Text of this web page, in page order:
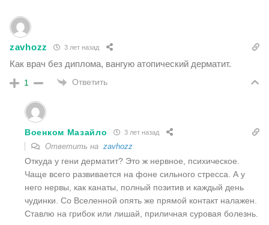
zavhozz 3 лет назад
Как врач без диплома, вангую атопический дерматит.
1 Ответить
Военком Мазайло 3 лет назад
Ответить на zavhozz
Откуда у гени дерматит? Это ж нервное, психическое.
Чаще всего развивается на фоне сильного стресса. А у
него нервы, как канаты, полный позитив и каждый день
чудинки. Со Вселенной опять же прямой контакт налажен.
Ставлю на грибок или лишай, приличная суровая болезнь.